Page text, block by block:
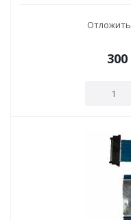
Отложить
300